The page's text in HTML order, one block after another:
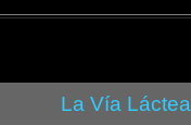
La Vía